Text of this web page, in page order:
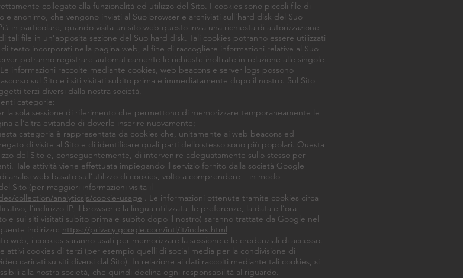
collegato alla funzionalità ed utilizzo del Sito. I cookies sono piccoli file di
anonimo, che vengono inviati al Suo browser e archiviati sull’hard disk del Suo
in particolare, quando visita un sito web questo invia una richiesta di autorizzazione
file in un’apposita sezione del Suo hard disk. Tali cookies potranno essere utilizzati
testo incorporati nella pagina web, al fine di raccogliere informazioni relative al Suo
potranno registrare automaticamente le richieste inoltrate in relazione alle singole
informazioni raccolte mediante cookies, web beacons e server logs possono
sul Sito e i siti visitati subito prima e immediatamente dopo il nostro. Sul Sito
terzi diversi dalla nostra società.
categorie:
sola sessione di riferimento che permettono di memorizzare temporaneamente le
all’altra evitando di doverle inserire nuovamente;
categoria è rappresentata da cookies che, unitamente ai web beacons ed
di visite al Sito e di identificare quali parti dello stesso sono più popolari. Questa
del Sito e, conseguentemente, di intervenire adeguatamente sullo stesso per
Tale attività viene effettuata impiegando il servizio fornito dalla società Google
analisi web basato sull’utilizzo di cookies, volto a comprendere – in modo
Sito (per maggiori informazioni visita il
collection/analyticsjs/cookie-usage . Le informazioni ottenute tramite cookies circa
l’indirizzo IP, il browser e la lingua utilizzata, le preferenze, la data e l’ora
e sui siti visitati subito prima e subito dopo il nostro) saranno trattate da Google nel
indirizzo: https://privacy.google.com/intl/it/index.html
i cookies saranno usati per memorizzare la sessione e le credenziali di accesso.
cookies di terzi (per esempio quelli di social media per la condivisione di
caricati su siti diversi dal Sito). In relazione ai dati raccolti mediante tali cookies, si
alla nostra società, che quindi declina ogni responsabilità al riguardo.